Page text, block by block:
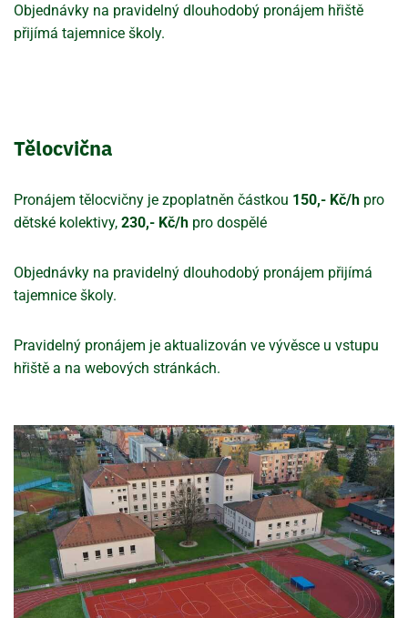
Objednávky na pravidelný dlouhodobý pronájem hřiště
přijímá tajemnice školy.
Tělocvična
Pronájem tělocvičny je zpoplatněn částkou 150,- Kč/h pro
dětské kolektivy, 230,- Kč/h pro dospělé
Objednávky na pravidelný dlouhodobý pronájem přijímá
tajemnice školy.
Pravidelný pronájem je aktualizován ve vývěsce u vstupu
hřiště a na webových stránkách.